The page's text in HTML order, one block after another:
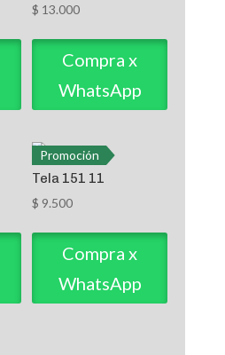
$ 13.000
Compra x
WhatsApp
Promoción
Tela 151 11
$ 9.500
Compra x
WhatsApp